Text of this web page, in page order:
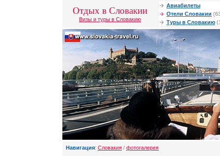
Отдых в Словакии
Визы и туры в Словакию
Авиабилеты
Отели Словакии
Туры в Словакию
Навигация: Словакия / фотогалерея